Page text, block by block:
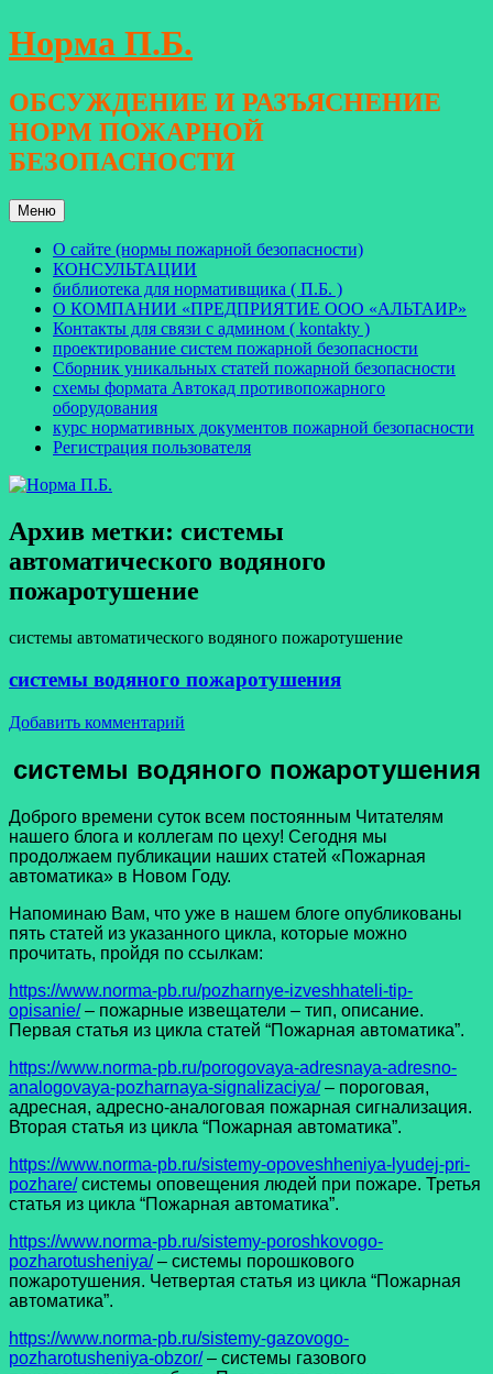
Перейти
к
Норма П.Б.
ОБСУЖДЕНИЕ И РАЗЪЯСНЕНИЕ
НОРМ ПОЖАРНОЙ
БЕЗОПАСНОСТИ
Меню
О сайте (нормы пожарной безопасности)
КОНСУЛЬТАЦИИ
библиотека для нормативщика ( П.Б. )
О КОМПАНИИ «ПРЕДПРИЯТИЕ ООО «АЛЬТАИР»
Контакты для связи с админом ( kontakty )
проектирование систем пожарной безопасности
Сборник уникальных статей пожарной безопасности
схемы формата Автокад противопожарного
оборудования
курс нормативных документов пожарной безопасности
Регистрация пользователя
Архив метки: системы
автоматического водяного
пожаротушение
системы автоматического водяного пожаротушение
системы водяного пожаротушения
Добавить комментарий
системы водяного пожаротушения
Доброго времени суток всем постоянным Читателям
нашего блога и коллегам по цеху! Сегодня мы
продолжаем публикации наших статей «Пожарная
автоматика» в Новом Году.
Напоминаю Вам, что уже в нашем блоге опубликованы
пять статей из указанного цикла, которые можно
прочитать, пройдя по ссылкам:
https://www.norma-pb.ru/pozharnye-izveshhateli-tip-
opisanie/– пожарные извещатели – тип, описание.
Первая статья из цикла статей “Пожарная автоматика”.
https://www.norma-pb.ru/porogovaya-adresnaya-adresno-
analogovaya-pozharnaya-signalizaciya/– пороговая,
адресная, адресно-аналоговая пожарная сигнализация.
Вторая статья из цикла “Пожарная автоматика”.
https://www.norma-pb.ru/sistemy-opoveshheniya-lyudej-pri-
pozhare/системы оповещения людей при пожаре. Третья
статья из цикла “Пожарная автоматика”.
https://www.norma-pb.ru/sistemy-poroshkovogo-
pozharotusheniya/– системы порошкового
пожаротушения. Четвертая статья из цикла “Пожарная
автоматика”.
https://www.norma-pb.ru/sistemy-gazovogo-
pozharotusheniya-obzor/– системы газового